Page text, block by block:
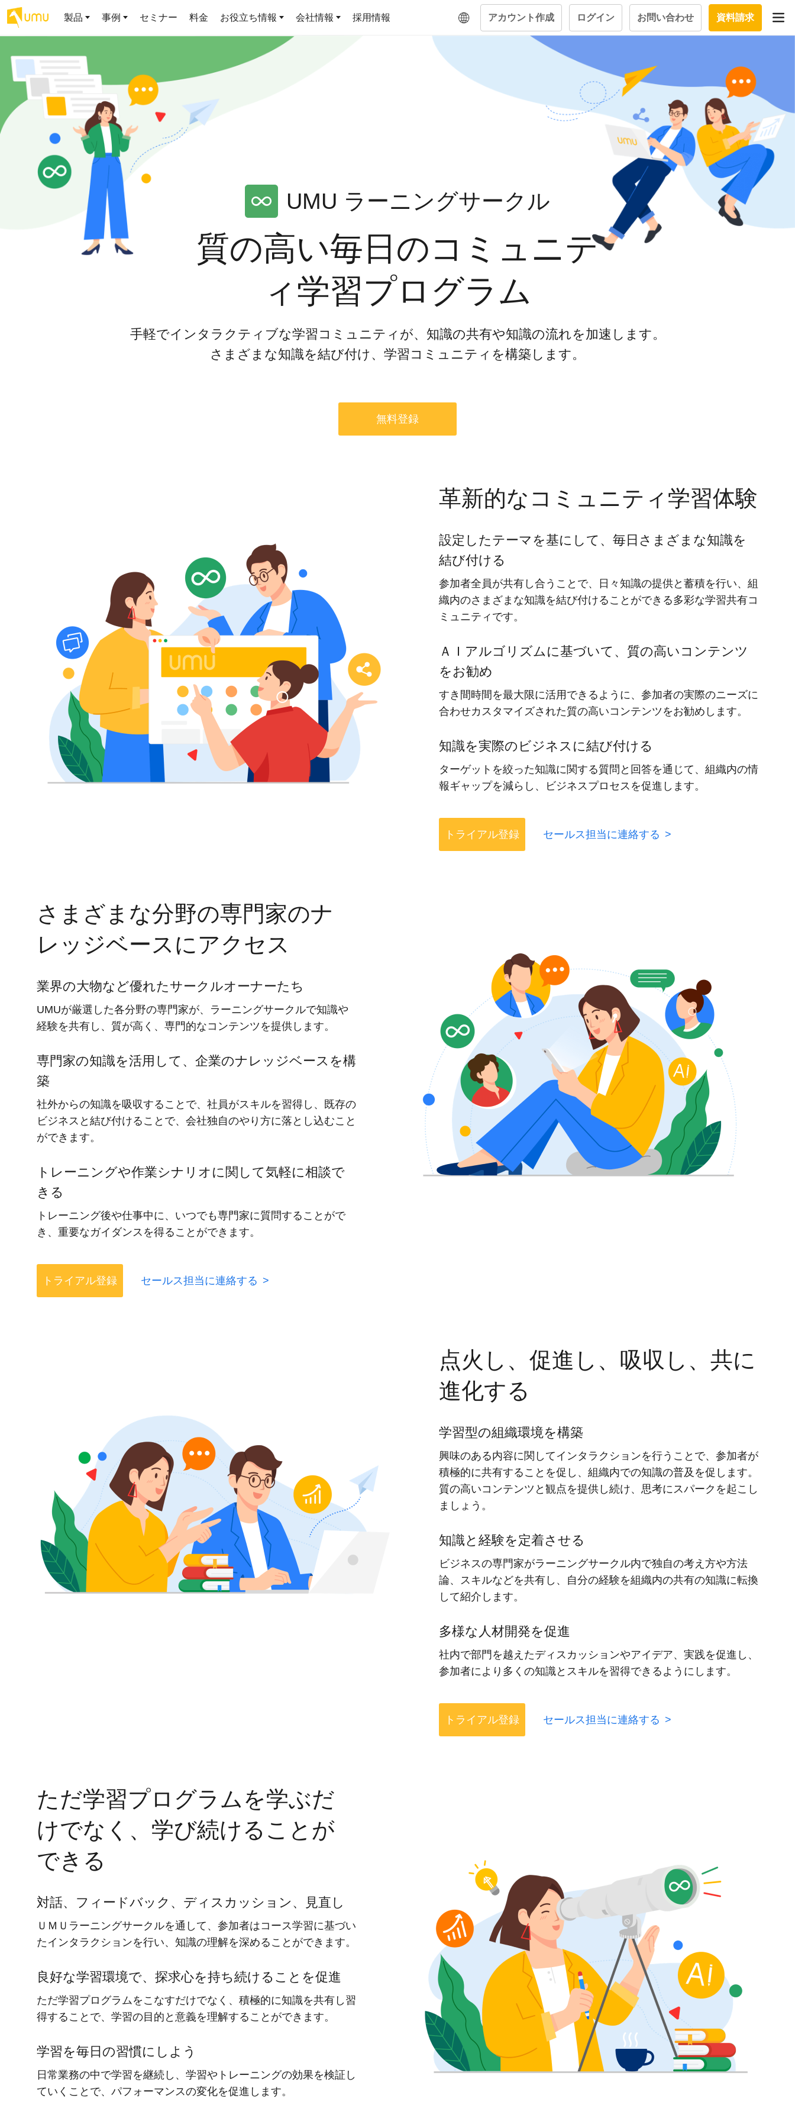
製品
AIリテラシー
AIリテラシーコース
大規模言語モデル時代のAIリテ
ラシー養成オンラインコース
プロンプトリテラシーのミ
ニコース
わずか1時間で、初学者から専門
家まで。AIを使いこなすプロン
プトリテラシーの習得
AIリテラシー アセスメント
企業のAIリテラシーを可視化
営業担当者のAI活用力を高め、
AIでステークホルダー分析を行
い、戦略を立案。組織を巻き込
み、成果を出す推進力を養う
AI人材育成：HRエンパワー
AIでオペレーション業務から解
放。人と向き合い、組織を変え
る戦略人事へ
得。マネージャーの指導力か
ら、営業担当者の交渉力強化ま
AI マネジメント Dojo
ンでマネジメント課題を特定。
個別フィードバックでスキルを
uShow
製品紹介や営業トレーニングと
uAsk
社内の情報資産を活用し、社員
からの質問に回答する専属のAI
アシスタント
UMU AIジェスチャー課題
スピーチやプレゼンに効果的な
UMU AI Tools
あらゆる業務シナリオに最適化
された、100以上のAIネイティブ
ツール
ラーニングプラットフォー
ラーニングサークル
セキュリティー
学習設計
学習ツール
試験を受ける
大画面インタラクション
学習プログラム
事例
導入事例
お客様の課題解決のプロセスと成果を、インタビュー記事でご
紹介します
お客様の声
UMUをご利用中のお客様から寄せられた、リアルなご感想や喜
びの声です
2.8万社以上が導入した信頼と実績の一覧を、こちらでご覧いた
セミナー 料金 お役立ち情報
お役立ち資料
AI活用や人材育成に役立つ、課題解決のための資料を無料でご
提供します
お知らせ
イベントやプレスリリースなど、UMUに関する最新の公式情報
をお届けします
UMUコースマーケット
プロが作成した質の高い研修コースを購入し、即座に自社で導
専門家がAIや組織開発を深掘り解説する、実践に役立つナレッ
会社情報
会社概要
世界203カ国・国内28,000社以上の導入実績と基本情報
私たちについて
ミッション・ビジョン、社名に込められた想い
代表メッセージ
AI時代に、人間の可能性を拡張する。学びと人的資本の未来
代表と各分野の顧問・アドバイザーをご紹介
採用情報 アカウント作成 ログイン お問い合わせ 資料請求
UMU ラーニングサークル
質の高い毎日のコミュニテ
ィ学習プログラム
手軽でインタラクティブな学習コミュニティが、知識の共有や知識の流れを加速します。
さまざまな知識を結び付け、学習コミュニティを構築します。
無料登録
革新的なコミュニティ学習体験
設定したテーマを基にして、毎日さまざまな知識を
結び付ける
参加者全員が共有し合うことで、日々知識の提供と蓄積を行い、組
織内のさまざまな知識を結び付けることができる多彩な学習共有コ
ミュニティです。
ＡＩアルゴリズムに基づいて、質の高いコンテンツ
をお勧め
すき間時間を最大限に活用できるように、参加者の実際のニーズに
合わせカスタマイズされた質の高いコンテンツをお勧めします。
知識を実際のビジネスに結び付ける
ターゲットを絞った知識に関する質問と回答を通じて、組織内の情
報ギャップを減らし、ビジネスプロセスを促進します。
トライアル登録 セールス担当に連絡する >
さまざまな分野の専門家のナ
レッジベースにアクセス
業界の大物など優れたサークルオーナーたち
UMUが厳選した各分野の専門家が、ラーニングサークルで知識や
経験を共有し、質が高く、専門的なコンテンツを提供します。
専門家の知識を活用して、企業のナレッジベースを構
築
社外からの知識を吸収することで、社員がスキルを習得し、既存の
ビジネスと結び付けることで、会社独自のやり方に落とし込むこと
ができます。
トレーニングや作業シナリオに関して気軽に相談で
きる
トレーニング後や仕事中に、いつでも専門家に質問することがで
き、重要なガイダンスを得ることができます。
トライアル登録 セールス担当に連絡する >
点火し、促進し、吸収し、共に
進化する
学習型の組織環境を構築
興味のある内容に関してインタラクションを行うことで、参加者が
積極的に共有することを促し、組織内での知識の普及を促します。
質の高いコンテンツと観点を提供し続け、思考にスパークを起こし
ましょう。
知識と経験を定着させる
ビジネスの専門家がラーニングサークル内で独自の考え方や方法
論、スキルなどを共有し、自分の経験を組織内の共有の知識に転換
して紹介します。
多様な人材開発を促進
社内で部門を越えたディスカッションやアイデア、実践を促進し、
参加者により多くの知識とスキルを習得できるようにします。
トライアル登録 セールス担当に連絡する >
ただ学習プログラムを学ぶだ
けでなく、学び続けることが
できる
対話、フィードバック、ディスカッション、見直し
ＵＭＵラーニングサークルを通して、参加者はコース学習に基づい
たインタラクションを行い、知識の理解を深めることができます。
良好な学習環境で、探求心を持ち続けることを促進
ただ学習プログラムをこなすだけでなく、積極的に知識を共有し習
得することで、学習の目的と意義を理解することができます。
学習を毎日の習慣にしよう
日常業務の中で学習を継続し、学習やトレーニングの効果を検証し
ていくことで、パフォーマンスの変化を促進します。